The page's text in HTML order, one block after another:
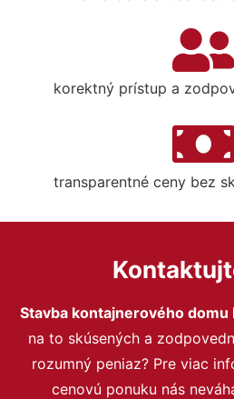
korektný prístup a
transparentné ceny bez
Stavba kontajnerového
na to skúsených a
rozumný peniaz? Pre viac
cenovú ponuku nás